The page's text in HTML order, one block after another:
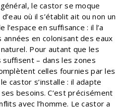
le castor se moque
où il s’établit ait ou non un
en suffisance : il l’a
en colonisant des eaux
Pour autant que les
– dans les zones
celles fournies par les
castor s’installe : il adapte
besoins. C’est précisément
avec l’homme. Le castor a